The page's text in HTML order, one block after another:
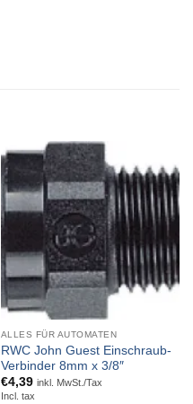
ALLES FÜR AUTOMATEN
RWC John Guest Einschraub-
Verbinder 8mm x 3/8″
€4,39 inkl. MwSt./Tax
Incl. tax